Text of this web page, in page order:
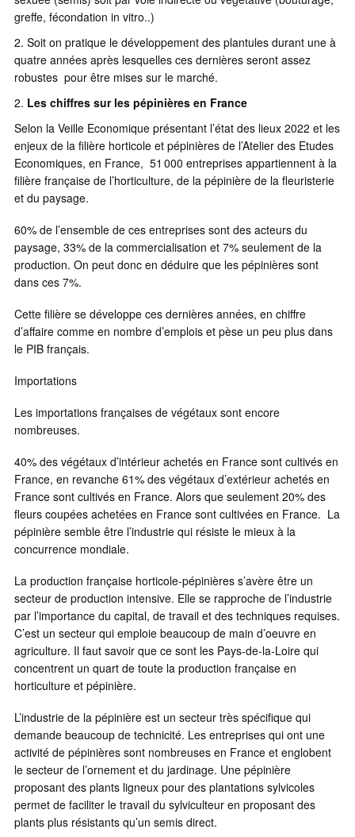
greffe, fécondation in vitro..)
Soit on pratique le développement des plantules durant une à
quatre années après lesquelles ces dernières seront assez
robustes pour être mises sur le marché.
Les chiffres sur les pépinières en France
Selon la Veille Economique présentant l’état des lieux 2022 et les
enjeux de la filière horticole et pépinières de l’Atelier des Etudes
Economiques, en France, 51 000 entreprises appartiennent à la
filière française de l’horticulture, de la pépinière de la fleuristerie
et du paysage.
60% de l’ensemble de ces entreprises sont des acteurs du
paysage, 33% de la commercialisation et 7% seulement de la
production. On peut donc en déduire que les pépinières sont
dans ces 7%.
Cette filière se développe ces dernières années, en chiffre
d’affaire comme en nombre d’emplois et pèse un peu plus dans
le PIB français.
Importations
Les importations françaises de végétaux sont encore
nombreuses.
40% des végétaux d’intérieur achetés en France sont cultivés en
France, en revanche 61% des végétaux d’extérieur achetés en
France sont cultivés en France. Alors que seulement 20% des
fleurs coupées achetées en France sont cultivées en France. La
pépinière semble être l’industrie qui résiste le mieux à la
concurrence mondiale.
La production française horticole-pépinières s’avère être un
secteur de production intensive. Elle se rapproche de l’industrie
par l’importance du capital, de travail et des techniques requises.
C’est un secteur qui emploie beaucoup de main d’oeuvre en
agriculture. Il faut savoir que ce sont les Pays-de-la-Loire qui
concentrent un quart de toute la production française en
horticulture et pépinière.
L’industrie de la pépinière est un secteur très spécifique qui
demande beaucoup de technicité. Les entreprises qui ont une
activité de pépinières sont nombreuses en France et englobent
le secteur de l’ornement et du jardinage. Une pépinière
proposant des plants ligneux pour des plantations sylvicoles
permet de faciliter le travail du sylviculteur en proposant des
plants plus résistants qu’un semis direct.